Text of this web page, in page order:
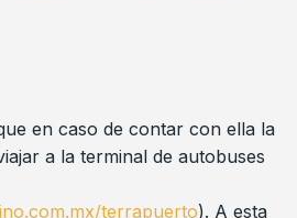
en caso de contar con ella la
a la terminal de autobuses
terrapuerto). A esta